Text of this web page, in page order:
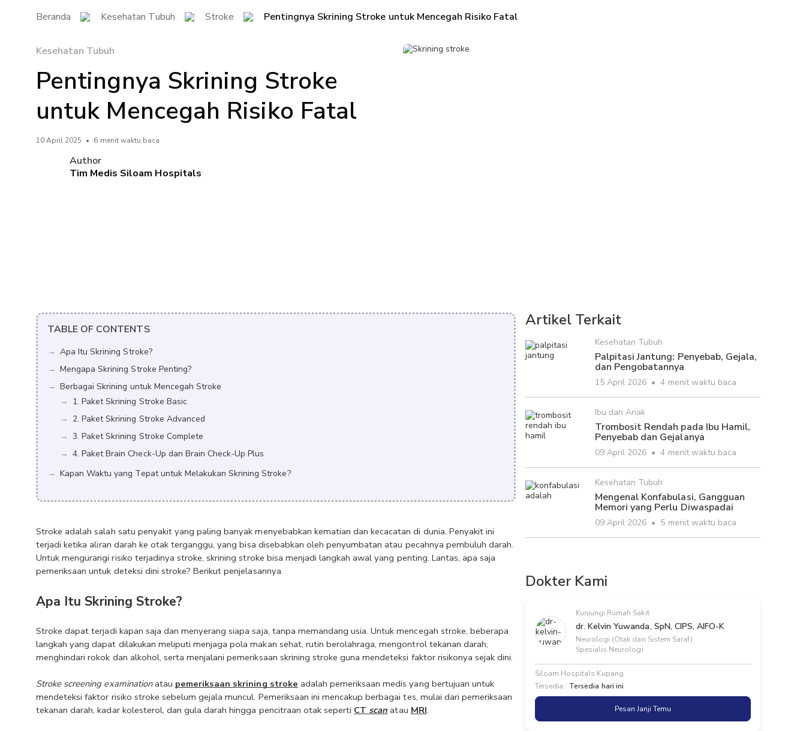
Beranda Kesehatan Tubuh Stroke Pentingnya Skrining Stroke untuk Mencegah Risiko Fatal
Kesehatan Tubuh
Pentingnya Skrining Stroke
untuk Mencegah Risiko Fatal
10 April 2025 • 6 menit waktu baca
Author
Tim Medis Siloam Hospitals
TABLE OF CONTENTS
Apa Itu Skrining Stroke?
Mengapa Skrining Stroke Penting?
Berbagai Skrining untuk Mencegah Stroke
1. Paket Skrining Stroke Basic
2. Paket Skrining Stroke Advanced
3. Paket Skrining Stroke Complete
4. Paket Brain Check-Up dan Brain Check-Up Plus
Kapan Waktu yang Tepat untuk Melakukan Skrining Stroke?
Stroke adalah salah satu penyakit yang paling banyak menyebabkan kematian dan kecacatan di dunia. Penyakit ini
terjadi ketika aliran darah ke otak terganggu, yang bisa disebabkan oleh penyumbatan atau pecahnya pembuluh darah.
Untuk mengurangi risiko terjadinya stroke, skrining stroke bisa menjadi langkah awal yang penting. Lantas, apa saja
pemeriksaan untuk deteksi dini stroke? Berikut penjelasannya.
Apa Itu Skrining Stroke?
Stroke dapat terjadi kapan saja dan menyerang siapa saja, tanpa memandang usia. Untuk mencegah stroke, beberapa
langkah yang dapat dilakukan meliputi menjaga pola makan sehat, rutin berolahraga, mengontrol tekanan darah,
menghindari rokok dan alkohol, serta menjalani pemeriksaan skrining stroke guna mendeteksi faktor risikonya sejak dini.
Stroke screening examination atau pemeriksaan skrining stroke adalah pemeriksaan medis yang bertujuan untuk
mendeteksi faktor risiko stroke sebelum gejala muncul. Pemeriksaan ini mencakup berbagai tes, mulai dari pemeriksaan
tekanan darah, kadar kolesterol, dan gula darah hingga pencitraan otak seperti CT scan atau MRI.
Artikel Terkait
Kesehatan Tubuh
Palpitasi Jantung: Penyebab, Gejala,
dan Pengobatannya
15 April 2026 • 4 menit waktu baca
Ibu dan Anak
Trombosit Rendah pada Ibu Hamil,
Penyebab dan Gejalanya
09 April 2026 • 4 menit waktu baca
Kesehatan Tubuh
Mengenal Konfabulasi, Gangguan
Memori yang Perlu Diwaspadai
09 April 2026 • 5 menit waktu baca
Dokter Kami
Kunjungi Rumah Sakit
dr. Kelvin Yuwanda, SpN, CIPS, AIFO-K
Neurologi (Otak dan Sistem Saraf)
Spesialis Neurologi
Siloam Hospitals Kupang
Tersedia : Tersedia hari ini
Pesan Janji Temu